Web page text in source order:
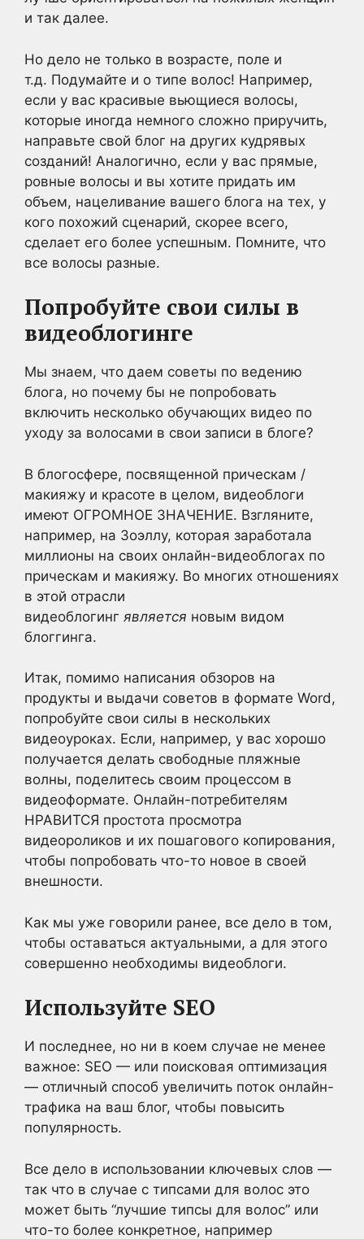
и так далее.
Но дело не только в возрасте, поле и
т.д. Подумайте и о типе волос! Например,
если у вас красивые вьющиеся волосы,
которые иногда немного сложно приручить,
направьте свой блог на других кудрявых
созданий! Аналогично, если у вас прямые,
ровные волосы и вы хотите придать им
объем, нацеливание вашего блога на тех, у
кого похожий сценарий, скорее всего,
сделает его более успешным. Помните, что
все волосы разные.
Попробуйте свои силы в
видеоблогинге
Мы знаем, что даем советы по ведению
блога, но почему бы не попробовать
включить несколько обучающих видео по
уходу за волосами в свои записи в блоге?
В блогосфере, посвященной прическам /
макияжу и красоте в целом, видеоблоги
имеют ОГРОМНОЕ ЗНАЧЕНИЕ. Взгляните,
например, на Зоэллу, которая заработала
миллионы на своих онлайн-видеоблогах по
прическам и макияжу. Во многих отношениях
в этой отрасли
видеоблогинг является новым видом
блоггинга.
Итак, помимо написания обзоров на
продукты и выдачи советов в формате Word,
попробуйте свои силы в нескольких
видеоуроках. Если, например, у вас хорошо
получается делать свободные пляжные
волны, поделитесь своим процессом в
видеоформате. Онлайн-потребителям
НРАВИТСЯ простота просмотра
видеороликов и их пошагового копирования,
чтобы попробовать что-то новое в своей
внешности.
Как мы уже говорили ранее, все дело в том,
чтобы оставаться актуальными, а для этого
совершенно необходимы видеоблоги.
Используйте SEO
И последнее, но ни в коем случае не менее
важное: SEO — или поисковая оптимизация
— отличный способ увеличить поток онлайн-
трафика на ваш блог, чтобы повысить
популярность.
Все дело в использовании ключевых слов —
так что в случае с типсами для волос это
может быть “лучшие типсы для волос” или
что-то более конкретное, например